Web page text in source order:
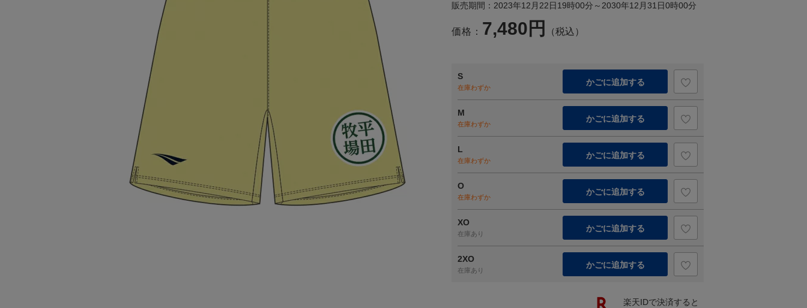
販売期間：2023年12月22日19時00分～2030年12月31日0時00分
価格： 7,480円 （税込）
S
在庫わずか
かごに追加する
M
在庫わずか
かごに追加する
L
在庫わずか
かごに追加する
O
在庫わずか
かごに追加する
XO
在庫あり
かごに追加する
2XO
在庫あり
かごに追加する
楽天IDで決済すると